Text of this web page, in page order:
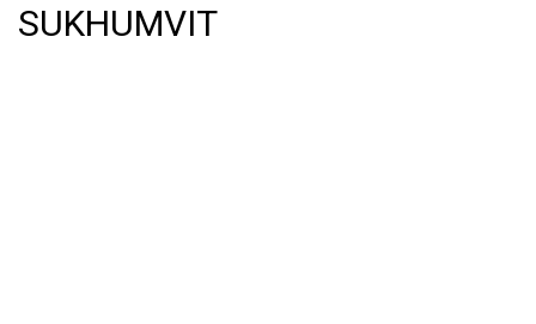
SUKHUMVIT